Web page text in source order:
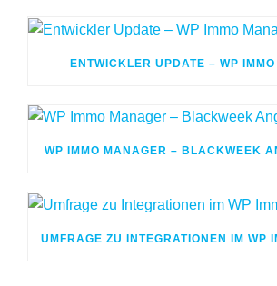
ENTWICKLER UPDATE – WP
WP IMMO MANAGER – BLACKWEEK
UMFRAGE ZU INTEGRATIONEN IM WP